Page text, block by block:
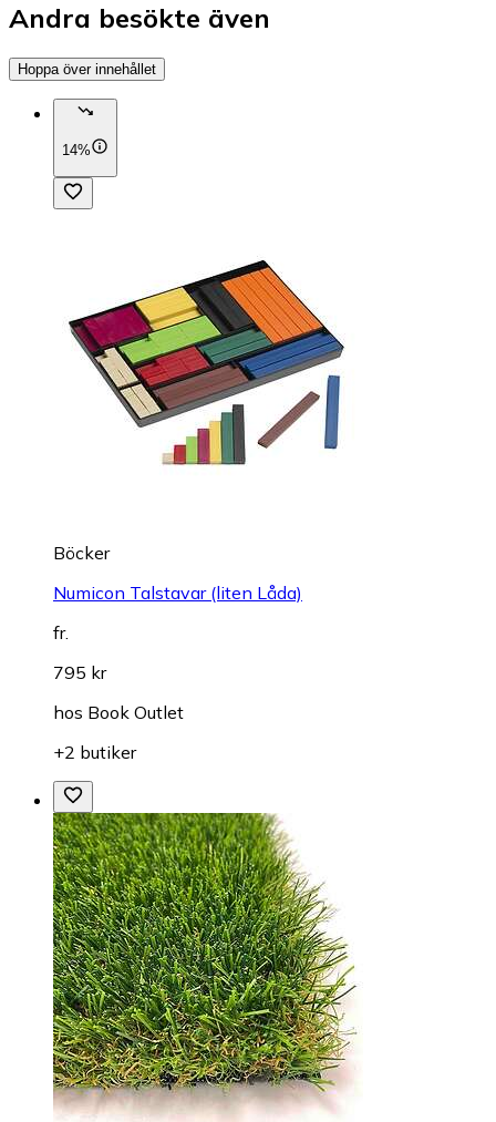
Andra besökte även
Hoppa över innehållet
14%
Böcker
Numicon Talstavar (liten Låda)
fr.
795 kr
hos Book Outlet
+2 butiker